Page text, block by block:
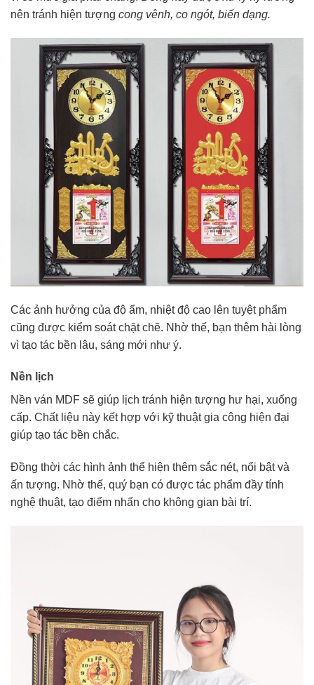
nên tránh hiện tượng cong vênh, co ngót, biến dạng.
Các ảnh hưởng của độ ẩm, nhiệt độ cao lên tuyệt phẩm
cũng được kiểm soát chặt chẽ. Nhờ thế, bạn thêm hài lòng
vì tạo tác bền lâu, sáng mới như ý.
Nền lịch
Nền ván MDF sẽ giúp lịch tránh hiện tượng hư hại, xuống
cấp. Chất liệu này kết hợp với kỹ thuật gia công hiện đại
giúp tạo tác bền chắc.
Đồng thời các hình ảnh thể hiện thêm sắc nét, nổi bật và
ấn tượng. Nhờ thế, quý bạn có được tác phẩm đầy tính
nghệ thuật, tạo điểm nhấn cho không gian bài trí.